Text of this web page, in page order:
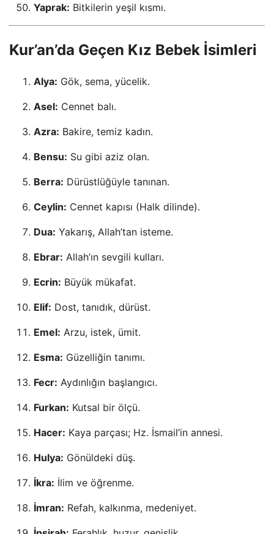
Yaprak: Bitkilerin yeşil kısmı.
Kur’an’da Geçen Kız Bebek İsimleri
Alya: Gök, sema, yücelik.
Asel: Cennet balı.
Azra: Bakire, temiz kadın.
Bensu: Su gibi aziz olan.
Berra: Dürüstlüğüyle tanınan.
Ceylin: Cennet kapısı (Halk dilinde).
Dua: Yakarış, Allah’tan isteme.
Ebrar: Allah’ın sevgili kulları.
Ecrin: Büyük mükafat.
Elif: Dost, tanıdık, dürüst.
Emel: Arzu, istek, ümit.
Esma: Güzelliğin tanımı.
Fecr: Aydınlığın başlangıcı.
Furkan: Kutsal bir ölçü.
Hacer: Kaya parçası; Hz. İsmail’in annesi.
Hulya: Gönüldeki düş.
İkra: İlim ve öğrenme.
İmran: Refah, kalkınma, medeniyet.